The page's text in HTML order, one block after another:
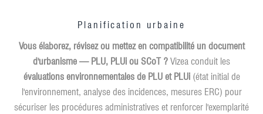
Planification urbaine
Vous élaborez, révisez ou mettez en compatibilité un document
d'urbanisme — PLU, PLUi ou SCoT ? Vizea conduit les
évaluations environnementales de PLU et PLUi(état initial de
l'environnement, analyse des incidences, mesures ERC) pour
sécuriser les procédures administratives et renforcer l'exemplarité